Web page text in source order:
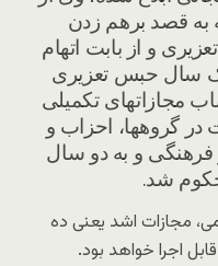
به قصد برهم زدن
و از بابت اتهام
یک سال حبس تعزیری
مجازاتهای تکمیلی
گروهها، احزاب و
و به دو سال
شد.
اسلامی، مجازات اشد یعنی ده
اجرا خواهد بود.